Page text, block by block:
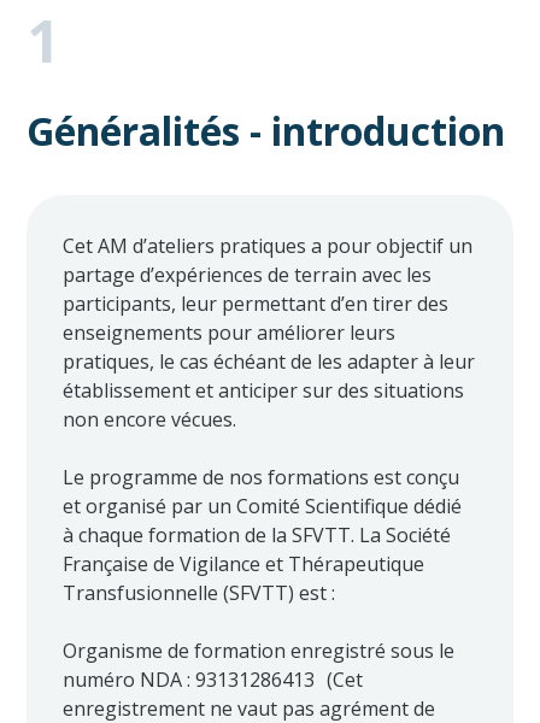
1
Généralités - introduction
Cet AM d’ateliers pratiques a pour objectif un
partage d’expériences de terrain avec les
participants, leur permettant d’en tirer des
enseignements pour améliorer leurs
pratiques, le cas échéant de les adapter à leur
établissement et anticiper sur des situations
non encore vécues.
Le programme de nos formations est conçu
et organisé par un Comité Scientifique dédié
à chaque formation de la SFVTT. La Société
Française de Vigilance et Thérapeutique
Transfusionnelle (SFVTT) est :
Organisme de formation enregistré sous le
numéro NDA : 93131286413 (Cet
enregistrement ne vaut pas agrément de